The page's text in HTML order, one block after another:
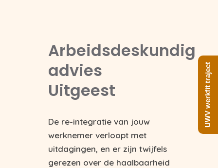
Arbeidsdeskundig
advies
Uitgeest
De re-integratie van jouw
werknemer verloopt met
uitdagingen, en er zijn twijfels
gerezen over de haalbaarheid
UWV werkfit traject